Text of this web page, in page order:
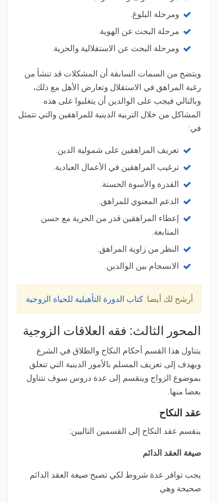
ومرحلة البلوغ.
مرحلة البحث عن الهوية.
ومرحلة البحث عن الاستقلالية والحرية.
ويتضح من السمات السابقة أن المشكلات قد تنشأ من
رغبة المراهق في الاستقلال وتعارض الأهل مع ذلك،
وبالتالي فيجب على الوالدين أن يتغلبوا على هذه
المشاكل من خلال التربية الدينية للمراهقين والتي تتمثل
في:
تعريف المراهقين على شمولية الدين.
ترغيب المراهقين في الأعمال العبادية.
القدرة والأسوة الحسنة.
الدعم المعنوي للمراهق.
إعطاء المراهقين قدر من الحرية مع حسن
المتابعة.
النظر من زاوية المراهق.
الانسجام بين الوالدين.
أرشح لك أيضا: كتاب الدورة التأهيلية للحياة الزوجية
المحور الثالث: فقه العلاقات الزوجية
يتناول هذا القسم أحكام النكاح والطلاق في الشرع
ويهدف إلى تعريف المسلم بالأمور الدينية التي تتعلق
بموضوع الزواج وينقسم إلى عدة دروس سوف نتناول
بعضا منها.
عقد النكاح
ينقسم عقد النكاح إلى القسمين التاليين:
صيغة العقد الدائم
يجب توافر عدة شروط لكي تصبح صيغة العقد الدائم
صحيحة وهي